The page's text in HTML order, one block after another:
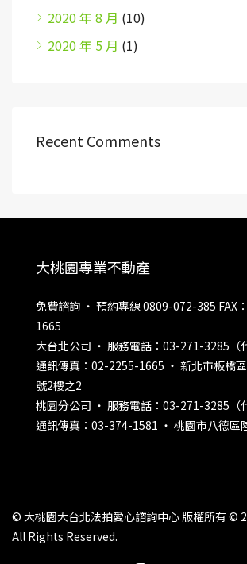
2020 年 8 月 (10)
2020 年 5 月 (1)
Recent Comments
大桃園專業不動產
免費諮詢 ‧ 預約專線 0809-072-385 FAX
1665
大台北公司 ‧ 服務電話：03-271-3285（
通訊傳真：02-2255-1665 ‧ 新北市板橋
號2樓之2
桃園分公司 ‧ 服務電話：03-271-3285（
通訊傳真：03-374-1581 ‧ 桃園市八德區
© 大桃園大台北法拍愛心諮詢中心 版權所有 ©
All Rights Reserved.